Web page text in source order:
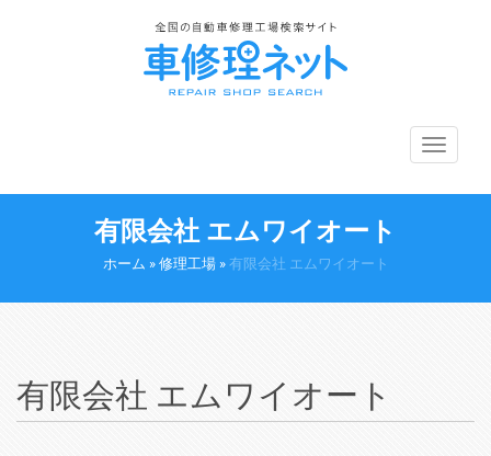
メ
ニ
ュ
え
有限会社 エムワイオート
ホーム » 修理工場» 有限会社 エムワイオート
有限会社 エムワイオート